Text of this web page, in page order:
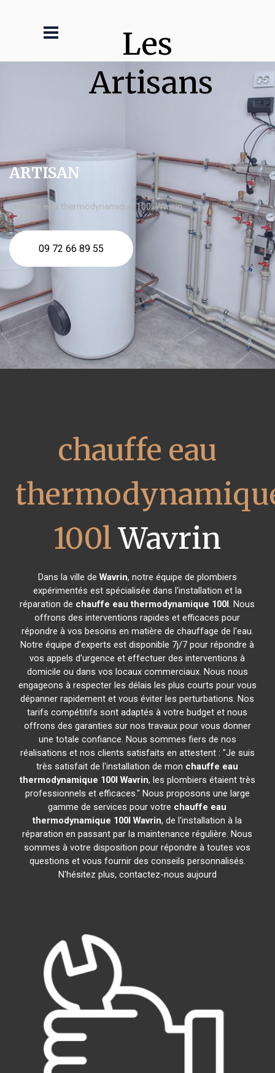
Les
Artisans
ARTISAN
chauffe eau thermodynamique 100l Wavrin
09 72 66 89 55
chauffe eau
100lWavrin
Dans la ville de Wavrin, notre équipe de plombiers
expérimentés est spécialisée dans l'installation et la
réparation de chauffe eau thermodynamique 100l. Nous
offrons des interventions rapides et efficaces pour
répondre à vos besoins en matière de chauffage de l'eau.
Notre équipe d'experts est disponible 7j/7 pour répondre à
vos appels d'urgence et effectuer des interventions à
domicile ou dans vos locaux commerciaux. Nous nous
engageons à respecter les délais les plus courts pour vous
dépanner rapidement et vous éviter les perturbations. Nos
tarifs compétitifs sont adaptés à votre budget et nous
offrons des garanties sur nos travaux pour vous donner
une totale confiance. Nous sommes fiers de nos
réalisations et nos clients satisfaits en attestent : "Je suis
très satisfait de l'installation de mon chauffe eau
thermodynamique 100l Wavrin, les plombiers étaient très
professionnels et efficaces." Nous proposons une large
gamme de services pour votre chauffe eau
thermodynamique 100l Wavrin, de l'installation à la
réparation en passant par la maintenance régulière. Nous
sommes à votre disposition pour répondre à toutes vos
questions et vous fournir des conseils personnalisés.
N'hésitez plus, contactez-nous aujourd